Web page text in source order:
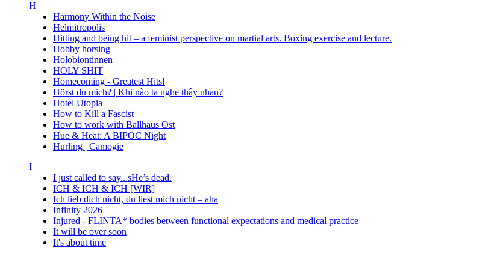
H
Harmony Within the Noise
Helmitropolis
Hitting and being hit – a feminist perspective on martial arts. Boxing exercise and lecture.
Hobby horsing
Holobiontinnen
HOLY SHIT
Homecoming - Greatest Hits!
Hörst du mich? | Khi nào ta nghe thây nhau?
Hotel Utopia
How to Kill a Fascist
How to work with Ballhaus Ost
Hue & Heat: A BIPOC Night
Hurling | Camogie
I
I just called to say.. sHe’s dead.
ICH & ICH & ICH [WIR]
Ich lieb dich nicht, du liest mich nicht – aha
Infinity 2026
Injured - FLINTA* bodies between functional expectations and medical practice
It will be over soon
It's about time